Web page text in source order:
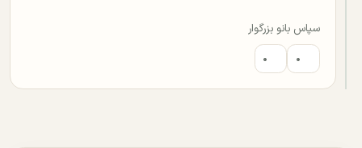
سپاس بانو بزرگوار
۰ ۰